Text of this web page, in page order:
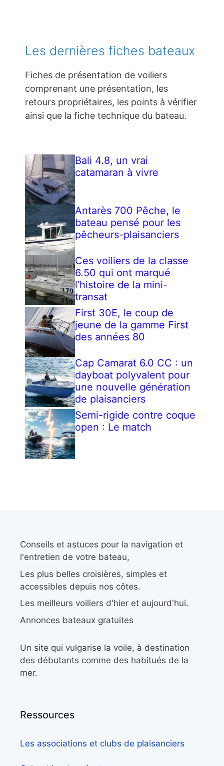
Les dernières fiches bateaux
Fiches de présentation de voiliers
comprenant une présentation, les
retours propriétaires, les points à vérifier
ainsi que la fiche technique du bateau.
Bali 4.8, un vrai
catamaran à vivre
Antarès 700 Pêche, le
bateau pensé pour les
pêcheurs-plaisanciers
Ces voiliers de la classe
6.50 qui ont marqué
l’histoire de la mini-
transat
First 30E, le coup de
jeune de la gamme First
des années 80
Cap Camarat 6.0 CC : un
dayboat polyvalent pour
une nouvelle génération
de plaisanciers
Semi-rigide contre coque
open : Le match
Conseils et astuces pour la navigation et
l'entretien de votre bateau,
Les plus belles croisières, simples et
accessibles depuis nos côtes.
Les meilleurs voiliers d'hier et aujourd'hui.
Annonces bateaux gratuites
Un site qui vulgarise la voile, à destination
des débutants comme des habitués de la
mer.
Ressources
Les associations et clubs de plaisanciers